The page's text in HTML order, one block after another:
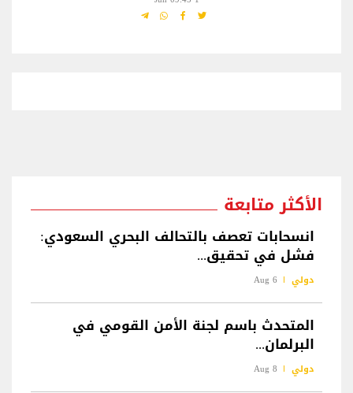
الأكثر متابعة
انسحابات تعصف بالتحالف البحري السعودي:
فشل في تحقيق...
دولي 6 Aug
المتحدث باسم لجنة الأمن القومي في
البرلمان...
دولي 8 Aug